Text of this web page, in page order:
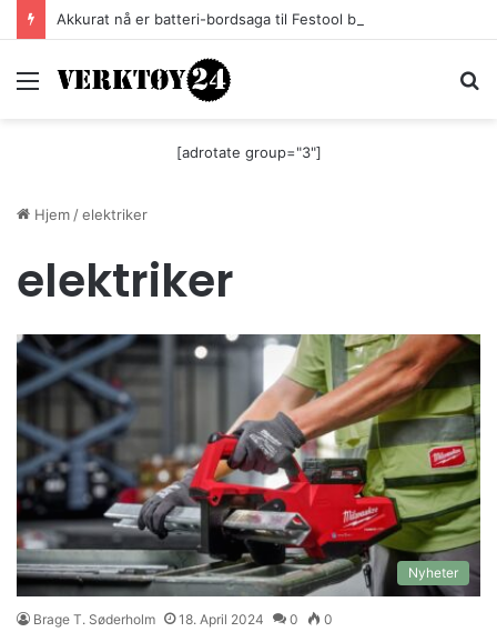
Akkurat nå er batteri-bordsaga til Festool billigere
Meny
[adrotate group="3"]
Hjem /elektriker
elektriker
Nyheter
Brage T. Søderholm 18. April 2024 0 0